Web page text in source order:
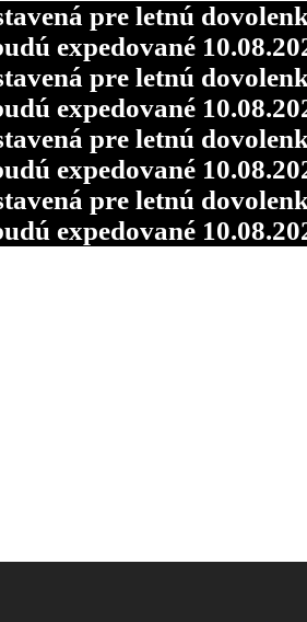
pre letnú
expedované
pre letnú
expedované
pre letnú
expedované
pre letnú
expedované